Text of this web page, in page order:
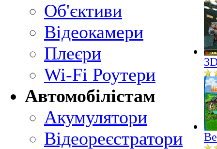
Об'єктиви
Відеокамери
Плеєри
Wi-Fi Роутери
Автомобілістам
Акумулятори
Відеореєстратори